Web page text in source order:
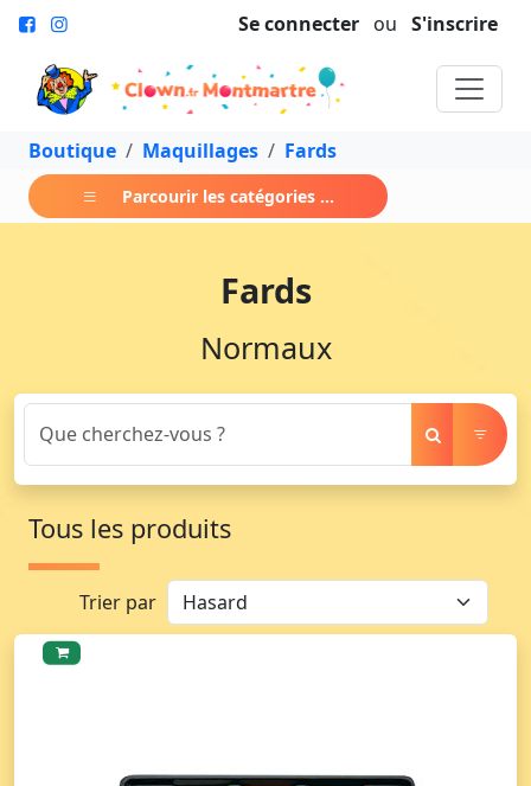
Se connecter ou S'inscrire
Boutique Maquillages Fards
Parcourir les catégories ...
Fards
Normaux
Tous les produits
Trier par